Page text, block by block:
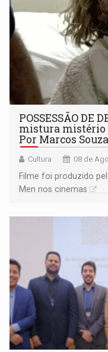
POSSESSÃO DE
mistura mistério
Por Marcos Souza
Cultura 08 de
Filme foi produzido
Men nos cinemas